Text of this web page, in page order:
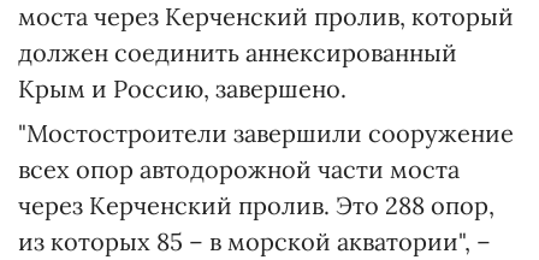
моста через Керченский пролив, который
должен соединить аннексированный
Крым и Россию, завершено.
"Мостостроители завершили сооружение
всех опор автодорожной части моста
через Керченский пролив. Это 288 опор,
из которых 85 – в морской акватории", –